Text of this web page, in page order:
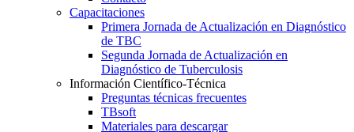
Capacitaciones
Primera Jornada de Actualización en Diagnóstico
de TBC
Segunda Jornada de Actualización en
Diagnóstico de Tuberculosis
Información Científico-Técnica
Preguntas técnicas frecuentes
TBsoft
Materiales para descargar